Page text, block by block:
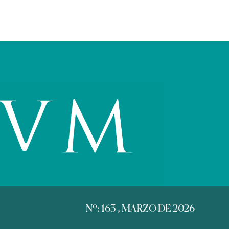
Nº: 163 , MARZO DE 2026